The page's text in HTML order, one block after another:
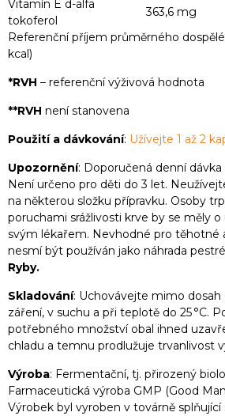
Vitamín E d-alfa
tokoferol
363,6 mg
Referenční příjem průměrného
kcal)
*RVH – referenční výživová hodnota
**RVH není stanovena
Použití a dávkování: Užívejte 1 až 2
Upozornění: Doporučená denní
Není určeno pro děti do 3 let.
na některou složku přípravku. Osoby
poruchami srážlivosti krve by se měly o
svým lékařem. Nevhodné pro těhotné
nesmí být používán jako náhrada
Ryby.
Skladování: Uchovávejte mimo dosah
záření, v suchu a při teplotě do 25 °C.
potřebného množství obal ihned
chladu a temnu prodlužuje trvanlivost
Výroba: Fermentační, tj. přirozený
Farmaceutická výroba GMP (Good
Výrobek byl vyroben v továrně splňující